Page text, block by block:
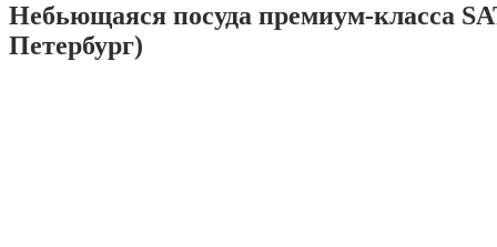
Небьющаяся посуда премиум-класса
Петербург)